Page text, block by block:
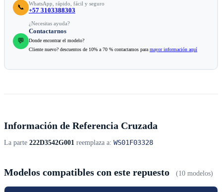
📞 WhatsApp, rápido, fácil y seguro
+57 3103388303
💬
¿Necesitas ayuda?
Contactarnos
Donde encontrar el modelo?
Cliente nuevo? descuentos de 10% a 70 % contactamos para mayor información aquí
Información de Referencia Cruzada
La parte 222D3542G001 reemplaza a: WS01F03328
Modelos compatibles con este repuesto (10 modelos)